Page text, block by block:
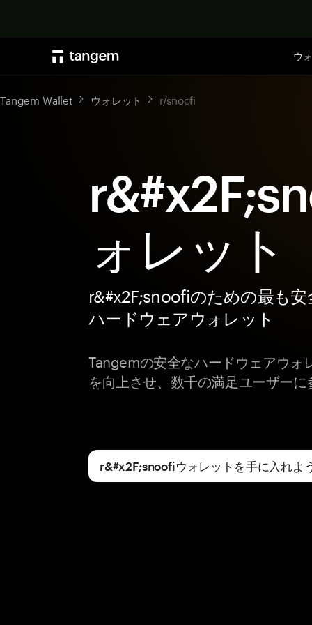
ウ
Tangem Wallet ウォレット r/snoofi
ォレット
r&#x2F;snoofiのための最も
ハードウェアウォレット
Tangemの安全なハードウェアウ
を向上させ、数千の満足ユーザー
r&#x2F;snoofiウォレットを手に入れよ